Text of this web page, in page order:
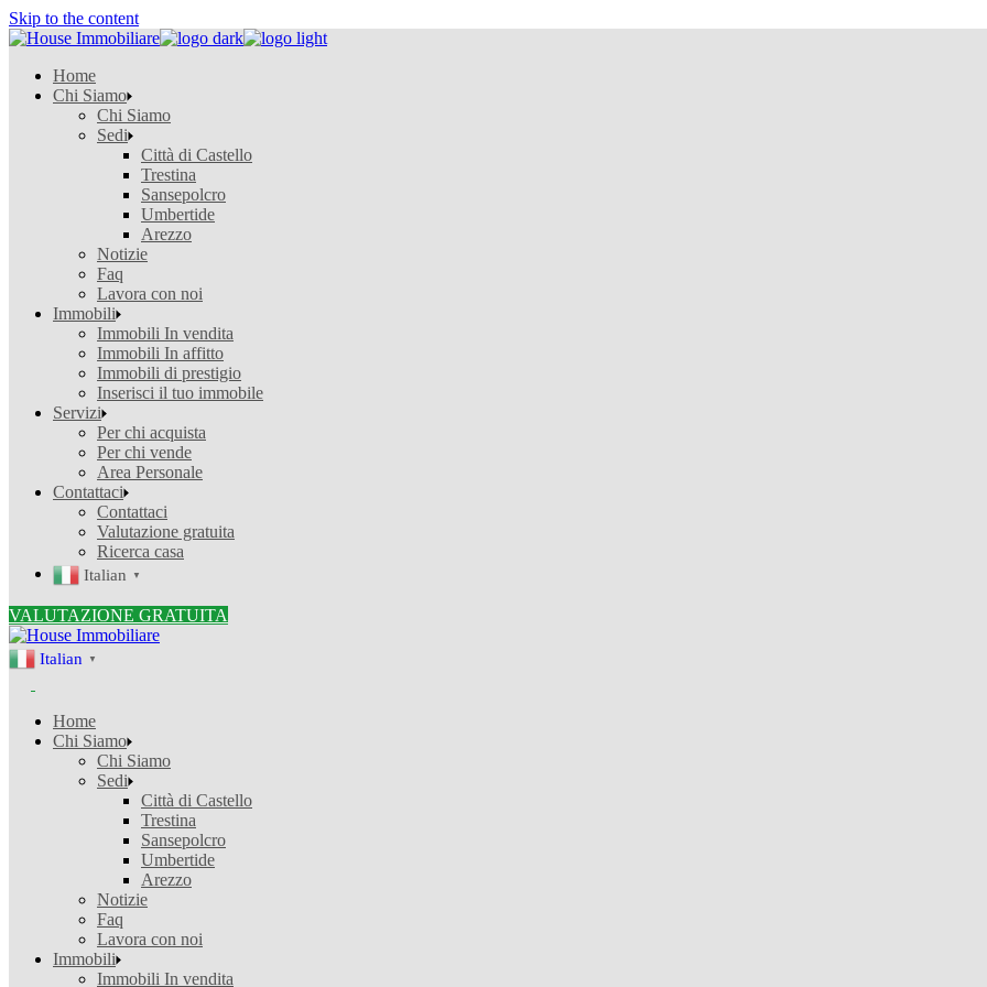
Skip to the content
Home
Chi Siamo
Chi Siamo
Sedi
Città di Castello
Trestina
Sansepolcro
Umbertide
Arezzo
Notizie
Faq
Lavora con noi
Immobili
Immobili In vendita
Immobili In affitto
Immobili di prestigio
Inserisci il tuo immobile
Servizi
Per chi acquista
Per chi vende
Area Personale
Contattaci
Contattaci
Valutazione gratuita
Ricerca casa
Italian ▼
VALUTAZIONE GRATUITA
Italian ▼
Home
Chi Siamo
Chi Siamo
Sedi
Città di Castello
Trestina
Sansepolcro
Umbertide
Arezzo
Notizie
Faq
Lavora con noi
Immobili
Immobili In vendita